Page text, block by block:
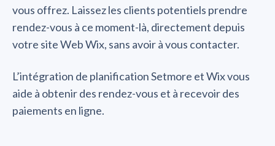
vous offrez. Laissez les clients potentiels prendre
rendez-vous à ce moment-là, directement depuis
votre site Web Wix, sans avoir à vous contacter.
L’intégration de planification Setmore et Wix vous
aide à obtenir des rendez-vous et à recevoir des
paiements en ligne.